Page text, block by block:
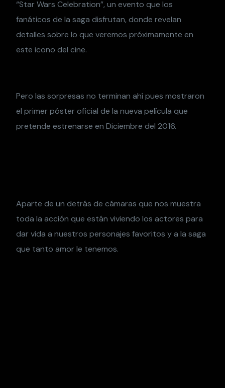
“Star Wars Celebration”, un evento que los
fanáticos de la saga disfrutan, donde revelan
detalles sobre lo que veremos próximamente en
este icono del cine.
Pero las sorpresas no terminan ahí pues mostraron
el primer póster oficial de la nueva película que
pretende estrenarse en Diciembre del 2016.
Aparte de un detrás de cámaras que nos muestra
toda la acción que están viviendo los actores para
dar vida a nuestros personajes favoritos y a la saga
que tanto amor le tenemos.